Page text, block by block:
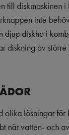
till diskmaskinen
inte
djup diskho i
diskning av
olika lösningar för
när vatten- och